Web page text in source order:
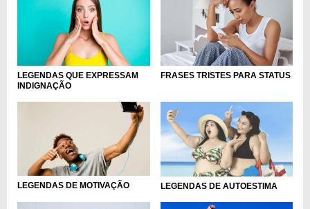
LEGENDAS QUE EXPRESSAM
INDIGNAÇÃO
FRASES TRISTES PARA STATUS
LEGENDAS DE MOTIVAÇÃO LEGENDAS DE AUTOESTIMA